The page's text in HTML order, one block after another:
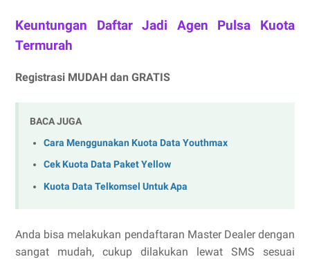
Keuntungan Daftar Jadi Agen Pulsa Kuota
Termurah
Registrasi MUDAH dan GRATIS
BACA JUGA
Cara Menggunakan Kuota Data Youthmax
Cek Kuota Data Paket Yellow
Kuota Data Telkomsel Untuk Apa
Anda bisa melakukan pendaftaran Master Dealer dengan
sangat mudah, cukup dilakukan lewat SMS sesuai